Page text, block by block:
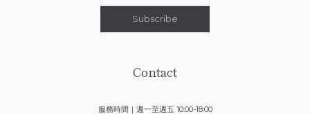
Subscribe
Contact
服務時間｜週一至週五 10:00-18:00